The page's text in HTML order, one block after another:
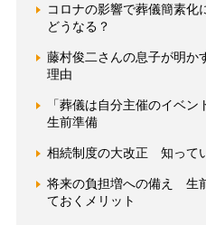
コロナの影響で葬儀簡素
どうなる？
藤村俊二さんの息子が明か
理由
「葬儀は自分主催のイベ
生前準備
相続制度の大改正 知って
将来の負担増への備え 生
ておくメリット